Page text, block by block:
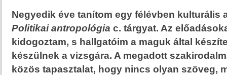
Negyedik éve tanítom egy félévben kulturális
Politikai antropológia c. tárgyat. Az
kidogoztam, s hallgatóim a maguk által
készülnek a vizsgára. A megadott
közös tapasztalat, hogy nincs olyan szöveg,